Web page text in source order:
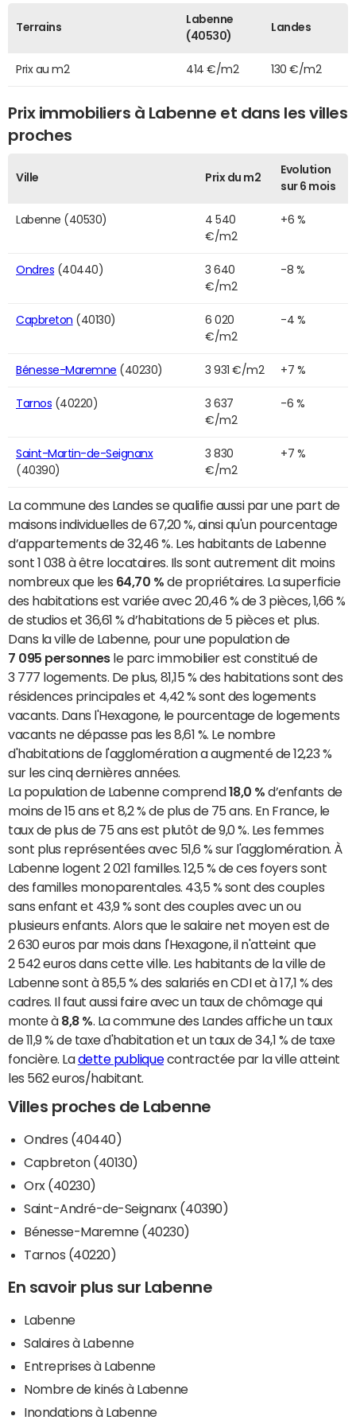
Terrains
Labenne
(40530)
Landes
Prix au m2 414 €/m2 130 €/m2
Prix immobiliers à Labenne et dans les villes
proches
Ville Prix du m2
Evolution
sur 6 mois
Labenne (40530)
4 540
€/m2
+6 %
Ondres (40440)
3 640
€/m2
-8 %
Capbreton (40130)
6 020
€/m2
-4 %
Bénesse-Maremne (40230) 3 931 €/m2 +7 %
Tarnos (40220)
3 637
€/m2
-6 %
Saint-Martin-de-Seignanx
(40390)
3 830
€/m2
+7 %
La commune des Landes se qualifie aussi par une part de
maisons individuelles de 67,20 %, ainsi qu'un pourcentage
d’appartements de 32,46 %. Les habitants de Labenne
sont 1 038 à être locataires. Ils sont autrement dit moins
nombreux que les 64,70 % de propriétaires. La superficie
des habitations est variée avec 20,46 % de 3 pièces, 1,66 %
de studios et 36,61 % d’habitations de 5 pièces et plus.
Dans la ville de Labenne, pour une population de
7 095 personnesle parc immobilier est constitué de
3 777 logements. De plus, 81,15 % des habitations sont des
résidences principales et 4,42 % sont des logements
vacants. Dans l'Hexagone, le pourcentage de logements
vacants ne dépasse pas les 8,61 %. Le nombre
d'habitations de l'agglomération a augmenté de 12,23 %
sur les cinq dernières années.
La population de Labenne comprend 18,0 % d’enfants de
moins de 15 ans et 8,2 % de plus de 75 ans. En France, le
taux de plus de 75 ans est plutôt de 9,0 %. Les femmes
sont plus représentées avec 51,6 % sur l'agglomération. À
Labenne logent 2 021 familles. 12,5 % de ces foyers sont
des familles monoparentales. 43,5 % sont des couples
sans enfant et 43,9 % sont des couples avec un ou
plusieurs enfants. Alors que le salaire net moyen est de
2 630 euros par mois dans l'Hexagone, il n'atteint que
2 542 euros dans cette ville. Les habitants de la ville de
Labenne sont à 85,5 % des salariés en CDI et à 17,1 % des
cadres. Il faut aussi faire avec un taux de chômage qui
monte à 8,8 % . La commune des Landes affiche un taux
de 11,9 % de taxe d'habitation et un taux de 34,1 % de taxe
foncière. Ladette publiquecontractée par la ville atteint
les 562 euros/habitant.
Villes proches de Labenne
Ondres (40440)
Capbreton (40130)
Orx (40230)
Saint-André-de-Seignanx (40390)
Bénesse-Maremne (40230)
Tarnos (40220)
En savoir plus sur Labenne
Labenne
Salaires à Labenne
Entreprises à Labenne
Nombre de kinés à Labenne
Inondations à Labenne